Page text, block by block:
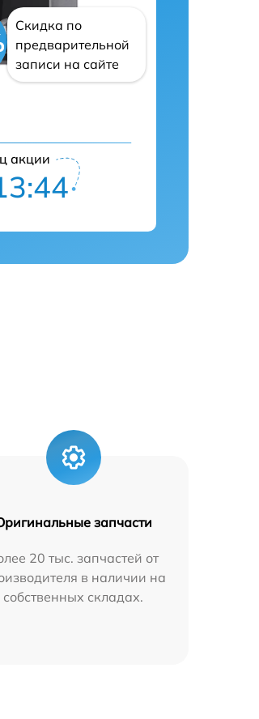
Скидка по
предварительной
записи на сайте
акции
запчасти
20 тыс. запчастей от
в наличии на
собственных складах.